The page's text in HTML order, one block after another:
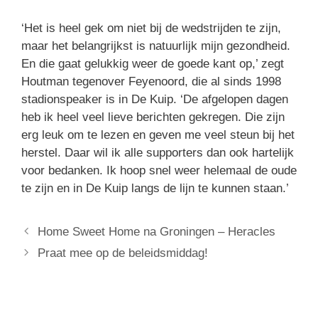
‘Het is heel gek om niet bij de wedstrijden te zijn,
maar het belangrijkst is natuurlijk mijn gezondheid.
En die gaat gelukkig weer de goede kant op,’ zegt
Houtman tegenover Feyenoord, die al sinds 1998
stadionspeaker is in De Kuip. ‘De afgelopen dagen
heb ik heel veel lieve berichten gekregen. Die zijn
erg leuk om te lezen en geven me veel steun bij het
herstel. Daar wil ik alle supporters dan ook hartelijk
voor bedanken. Ik hoop snel weer helemaal de oude
te zijn en in De Kuip langs de lijn te kunnen staan.’
Home Sweet Home na Groningen – Heracles
Praat mee op de beleidsmiddag!